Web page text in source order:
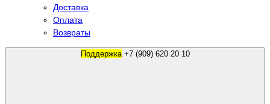
Доставка
Оплата
Возвраты
Поддержка +7 (909) 620 20 10